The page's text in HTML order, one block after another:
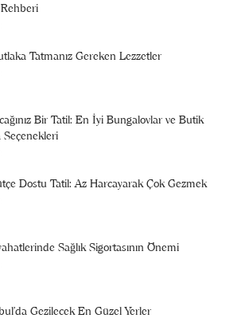
Tatmanız Gereken Lezzetler
Bir Tatil: En İyi Bungalovlar ve Butik
Dostu Tatil: Az Harcayarak Çok Gezmek
Sağlık Sigortasının Önemi
Gezilecek En Güzel Yerler